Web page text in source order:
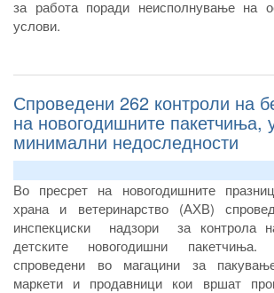
за работа поради неисполнување на
услови.
Спроведени 262 контроли на
на новогодишните пакетчиња,
минимални недоследности
Во пресрет на новогодишните
храна и ветеринарство (АХВ)
инспекциски надзори за контрола
детските новогодишни
спроведени во магацини за
маркети и продавници кои вршат